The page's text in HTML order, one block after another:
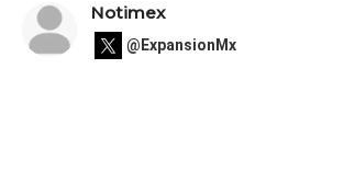
Notimex
@ExpansionMx